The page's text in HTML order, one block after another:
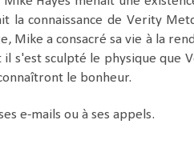
la connaissance de Verity
Mike a consacré sa vie à la
il s'est sculpté le physique que
le bonheur.
e-mails ou à ses appels.